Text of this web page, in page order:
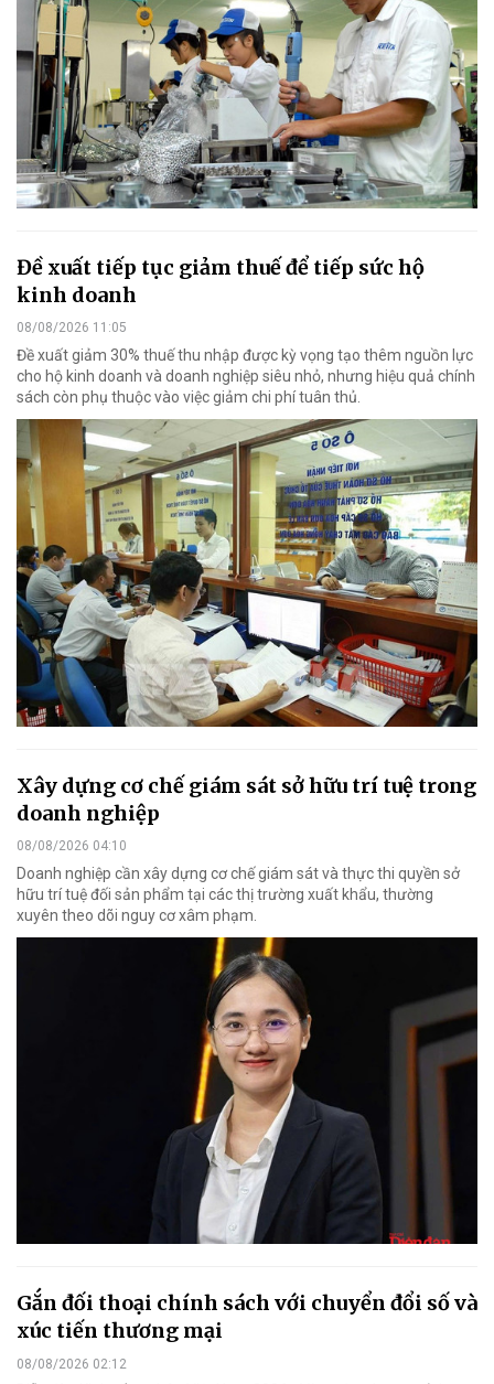
Đề xuất tiếp tục giảm thuế để tiếp sức hộ
kinh doanh
08/08/2026 11:05
Đề xuất giảm 30% thuế thu nhập được kỳ vọng tạo thêm nguồn lực
cho hộ kinh doanh và doanh nghiệp siêu nhỏ, nhưng hiệu quả chính
sách còn phụ thuộc vào việc giảm chi phí tuân thủ.
Xây dựng cơ chế giám sát sở hữu trí tuệ trong
doanh nghiệp
08/08/2026 04:10
Doanh nghiệp cần xây dựng cơ chế giám sát và thực thi quyền sở
hữu trí tuệ đối sản phẩm tại các thị trường xuất khẩu, thường
xuyên theo dõi nguy cơ xâm phạm.
Gắn đối thoại chính sách với chuyển đổi số và
xúc tiến thương mại
08/08/2026 02:12